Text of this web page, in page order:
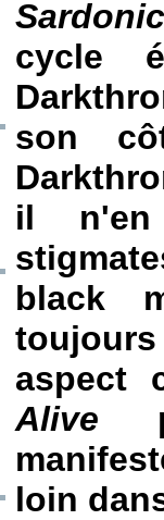
cycle
son
il n'en
black
aspect
Alive
loin